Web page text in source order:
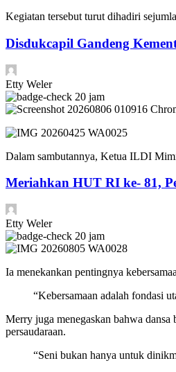
Kegiatan tersebut turut dihadiri
Disdukcapil Gandeng
Etty Weler
20 jam
Dalam sambutannya, Ketua ILDI
Meriahkan HUT RI ke- 81,
Etty Weler
20 jam
Ia menekankan pentingnya
“Kebersamaan adalah fondasi
Merry juga menegaskan bahwa
persaudaraan.
“Seni bukan hanya untuk